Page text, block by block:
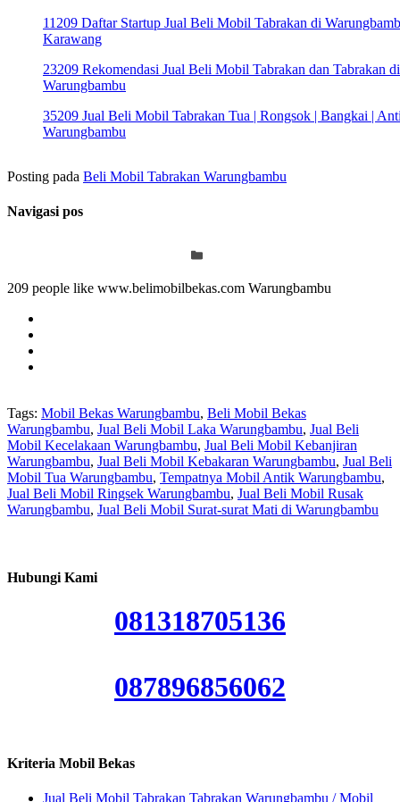
11209 Daftar Startup Jual Beli Mobil Tabrakan di
Karawang
23209 Rekomendasi Jual Beli Mobil Tabrakan dan Tabrakan di
Warungbambu
35209 Jual Beli Mobil Tabrakan Tua | Rongsok | Bangkai |
Warungbambu
Posting pada Beli Mobil Tabrakan Warungbambu
Navigasi pos
209 people like www.belimobilbekas.com Warungbambu
Tags: Mobil Bekas Warungbambu, Beli Mobil Bekas
Warungbambu, Jual Beli Mobil Laka Warungbambu, Jual Beli
Mobil Kecelakaan Warungbambu, Jual Beli Mobil Kebanjiran
Warungbambu, Jual Beli Mobil Kebakaran Warungbambu, Jual Beli
Mobil Tua Warungbambu, Tempatnya Mobil Antik Warungbambu,
Jual Beli Mobil Ringsek Warungbambu, Jual Beli Mobil Rusak
Warungbambu, Jual Beli Mobil Surat-surat Mati di Warungbambu
Hubungi Kami
081318705136
087896856062
Kriteria Mobil Bekas
Jual Beli Mobil Tabrakan Tabrakan Warungbambu / Mobil